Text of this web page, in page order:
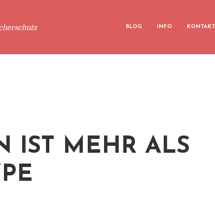
BLOG INFO KONTAKT
IST MEHR ALS